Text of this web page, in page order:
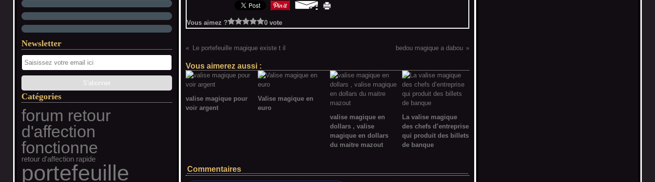
Newsletter
Catégories
forum retour
d'affection
fonctionne
retour d'affection rapide
portefeuille
Vous aimez ? 0 vote
Le portefeuille magique existe t il bedou magique a dabou
Vous aimerez aussi :
valise magique pour
voir argent
Valise magique en
euro
valise magique en
dollars , valise
magique en dollars
du maitre mazout
La valise magique
des chefs d’entreprise
qui produit des billets
de banque
Commentaires